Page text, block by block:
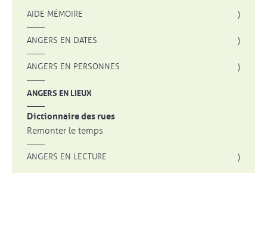
AIDE MÉMOIRE
ANGERS EN DATES
ANGERS EN PERSONNES
ANGERS EN LIEUX
Dictionnaire des rues
Remonter le temps
ANGERS EN LECTURE